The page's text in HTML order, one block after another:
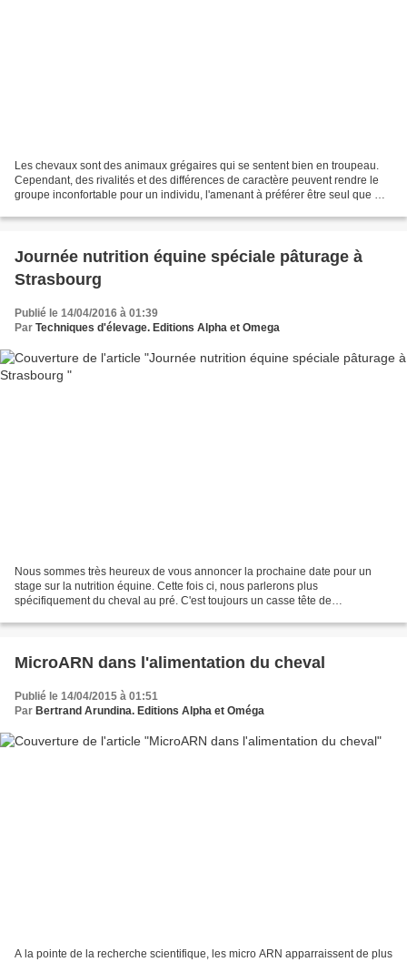
Les chevaux sont des animaux grégaires qui se sentent bien en troupeau.
Cependant, des rivalités et des différences de caractère peuvent rendre le
groupe inconfortable pour un individu, l'amenant à préférer être seul que mal
Journée nutrition équine spéciale pâturage à
Strasbourg
Publié le 14/04/2016 à 01:39
Par Techniques d'élevage. Editions Alpha et Omega
Nous sommes très heureux de vous annoncer la prochaine date pour un
stage sur la nutrition équine. Cette fois ci, nous parlerons plus
spécifiquement du cheval au pré. C'est toujours un casse tête de
MicroARN dans l'alimentation du cheval
Publié le 14/04/2015 à 01:51
Par Bertrand Arundina. Editions Alpha et Oméga
A la pointe de la recherche scientifique, les micro ARN apparraissent de plus